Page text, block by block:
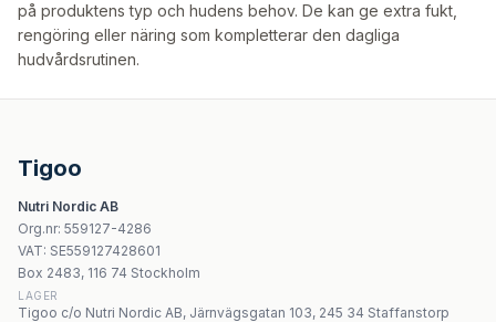
på produktens typ och hudens behov. De kan ge extra fukt,
rengöring eller näring som kompletterar den dagliga
hudvårdsrutinen.
Tigoo
Nutri Nordic AB
Org.nr: 559127-4286
VAT: SE559127428601
Box 2483, 116 74 Stockholm
LAGER
Tigoo c/o Nutri Nordic AB, Järnvägsgatan 103, 245 34 Staffanstorp